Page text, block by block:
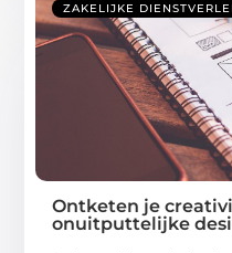
ZAKELIJKE
Ontketen je
onuitputtelijke